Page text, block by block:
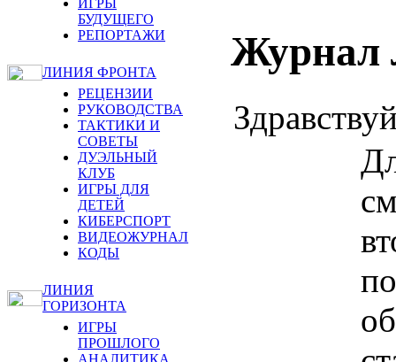
ИГРЫ
БУДУЩЕГО
РЕПОРТАЖИ
ЛИНИЯ ФРОНТА
РЕЦЕНЗИИ
РУКОВОДСТВА
ТАКТИКИ И
СОВЕТЫ
ДУЭЛЬНЫЙ
КЛУБ
ИГРЫ ДЛЯ
ДЕТЕЙ
КИБЕРСПОРТ
ВИДЕОЖУРНАЛ
КОДЫ
ЛИНИЯ
ГОРИЗОНТА
ИГРЫ
ПРОШЛОГО
АНАЛИТИКА
Журнал